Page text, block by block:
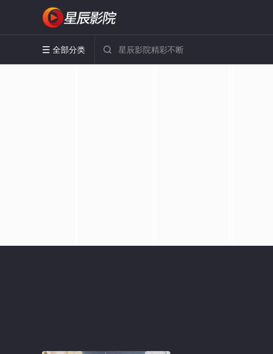
 全部分类 